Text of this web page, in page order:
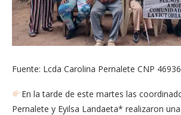
Fuente: Lcda Carolina Pernalete CNP 46936
En la tarde de este martes las
Pernalete y Eyilsa Landaeta* realizaron